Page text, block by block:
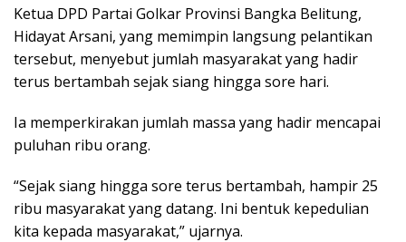
Ketua DPD Partai Golkar Provinsi Bangka Belitung,
Hidayat Arsani, yang memimpin langsung pelantikan
tersebut, menyebut jumlah masyarakat yang hadir
terus bertambah sejak siang hingga sore hari.
Ia memperkirakan jumlah massa yang hadir mencapai
puluhan ribu orang.
“Sejak siang hingga sore terus bertambah, hampir 25
ribu masyarakat yang datang. Ini bentuk kepedulian
kita kepada masyarakat,” ujarnya.